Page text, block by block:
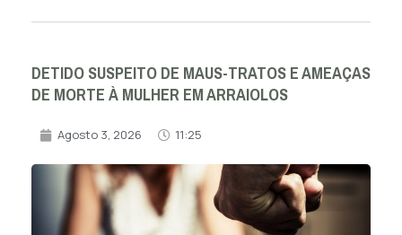
DETIDO SUSPEITO DE MAUS-TRATOS E AMEAÇAS
DE MORTE À MULHER EM ARRAIOLOS
Agosto 3, 2026 11:25